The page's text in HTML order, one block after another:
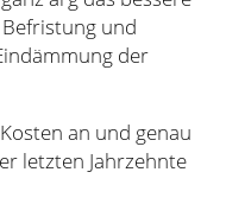
und
der
an und genau
letzten Jahrzehnte